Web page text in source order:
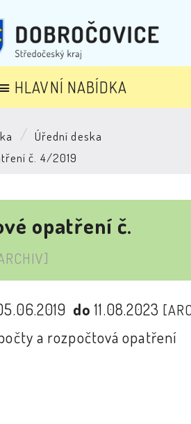
HLAVNÍ NABÍDKA
Úřední deska
č. 4/2019
opatření č.
do11.08.2023
a rozpočtová opatření